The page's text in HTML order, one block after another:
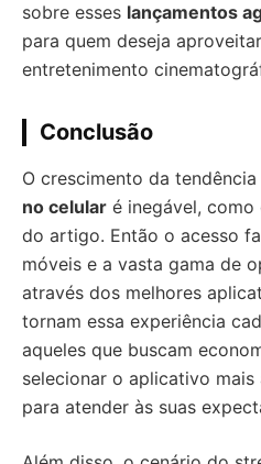
sobre esses lançamentos
para quem deseja
entretenimento
Conclusão
O crescimento da
no celular é inegável,
do artigo. Então o acesso
móveis e a vasta gama de
através dos melhores
tornam essa experiência
aqueles que buscam
selecionar o aplicativo mais
para atender às suas